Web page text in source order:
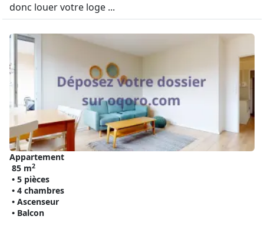
donc louer votre loge ...
Appartement
85 m2
• 5 pièces
• 4 chambres
• Ascenseur
• Balcon